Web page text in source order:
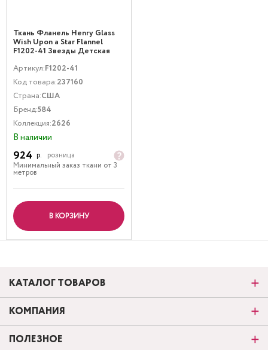
Ткань Фланель Henry Glass
Wish Upon a Star Flannel
F1202-41 Звезды Детская
Голубой
Артикул:F1202-41
Код товара:237160
Страна:США
Бренд:584
Коллекция:2626
В наличии
924 р.
розница
Минимальный заказ ткани от 3
метров
В КОРЗИНУ
КАТАЛОГ ТОВАРОВ
КОМПАНИЯ
ПОЛЕЗНОЕ